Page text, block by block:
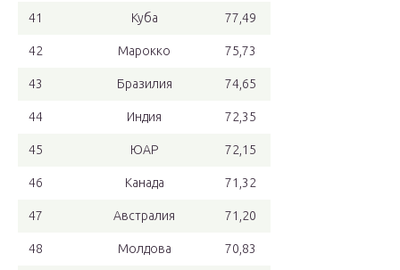
41 Куба 77,49
42 Марокко 75,73
43 Бразилия 74,65
44 Индия 72,35
45 ЮАР 72,15
46 Канада 71,32
47 Австралия 71,20
48 Молдова 70,83